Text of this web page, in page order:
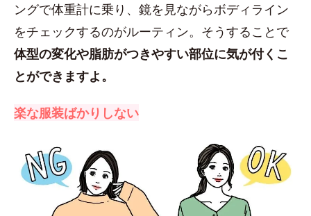
ングで体重計に乗り、鏡を見ながらボディライン
をチェックするのがルーティン。そうすることで
体型の変化や脂肪がつきやすい部位に気が付くこ
とができますよ。
楽な服装ばかりしない